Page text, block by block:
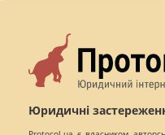
Юридичні